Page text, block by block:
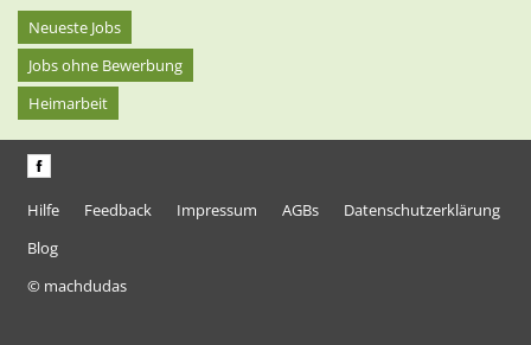
Neueste Jobs
Jobs ohne Bewerbung
Heimarbeit
Hilfe Feedback Impressum AGBs
Datenschutzerklärung
Blog
© machdudas